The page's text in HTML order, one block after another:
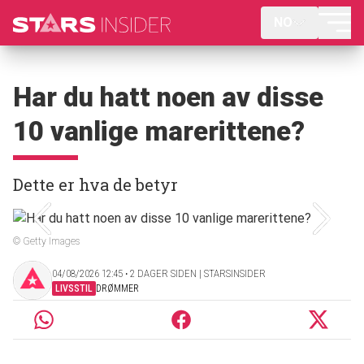
Har du hatt noen av disse
10 vanlige marerittene?
Dette er hva de betyr
© Getty Images
04/08/2026 12:45 ‧ 2 DAGER SIDEN | STARSINSIDER
LIVSSTIL DRØMMER